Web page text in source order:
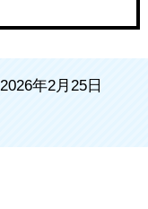
2026年2月25日